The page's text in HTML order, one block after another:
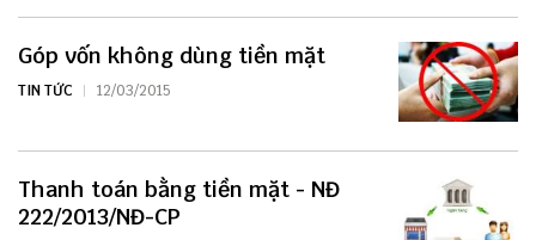
Góp vốn không dùng tiền mặt
TIN TỨC 12/03/2015
Thanh toán bằng tiền mặt - NĐ
222/2013/NĐ-CP